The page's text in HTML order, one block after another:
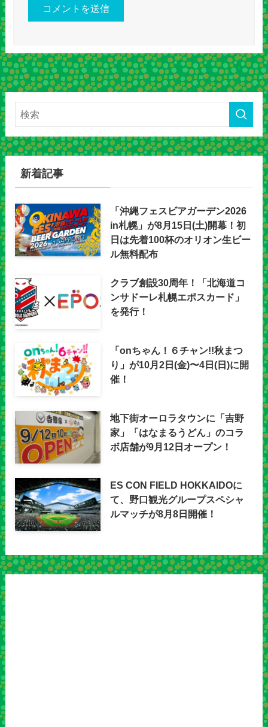
新着記事
「沖縄フェスビアガーデン2026
in札幌」が8月15日(土)開幕！初
日は先着100杯のオリオン生ビー
ル無料配布
クラブ創設30周年！「北海道コ
ンサドーレ札幌エポスカード」
を発行！
「onちゃん！６チャン!!秋まつ
り」が10月2日(金)〜4日(日)に開
催！
地下街オーロラタウンに「吉野
家」「はなまるうどん」のコラ
ボ店舗が9月12日オープン！
ES CON FIELD HOKKAIDOに
て、野口観光グループスペシャ
ルマッチが8月8日開催！